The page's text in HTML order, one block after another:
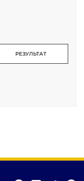
РЕЗУЛЬТАТ